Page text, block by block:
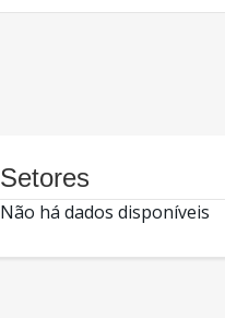
Setores
Não há dados disponíveis